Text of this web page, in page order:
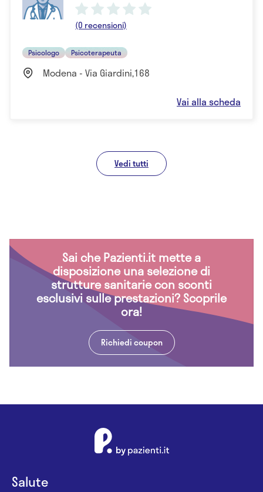
(0 recensioni)
Psicologo Psicoterapeuta
Modena - Via Giardini,168
Vai alla scheda
Vedi tutti
Sai che Pazienti.it mette a
disposizione una selezione di
strutture sanitarie con sconti
esclusivi sulle prestazioni? Scoprile
ora!
Richiedi coupon
Salute